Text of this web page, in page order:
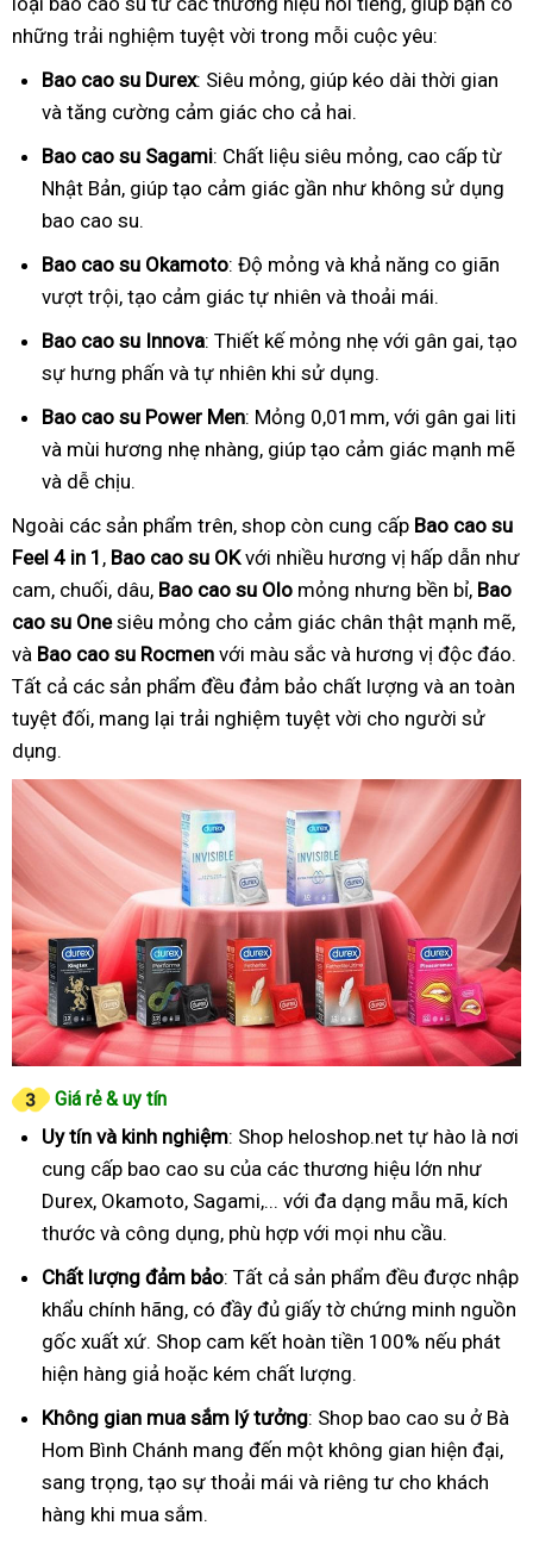
những trải nghiệm tuyệt vời trong mỗi cuộc yêu:
Bao cao su Durex: Siêu mỏng, giúp kéo dài thời gian
và tăng cường cảm giác cho cả hai.
Bao cao su Sagami: Chất liệu siêu mỏng, cao cấp từ
Nhật Bản, giúp tạo cảm giác gần như không sử dụng
bao cao su.
Bao cao su Okamoto: Độ mỏng và khả năng co giãn
vượt trội, tạo cảm giác tự nhiên và thoải mái.
Bao cao su Innova: Thiết kế mỏng nhẹ với gân gai, tạo
sự hưng phấn và tự nhiên khi sử dụng.
Bao cao su Power Men: Mỏng 0,01mm, với gân gai liti
và mùi hương nhẹ nhàng, giúp tạo cảm giác mạnh mẽ
và dễ chịu.
Ngoài các sản phẩm trên, shop còn cung cấp Bao cao su
Feel 4 in 1 , Bao cao su OKvới nhiều hương vị hấp dẫn như
cam, chuối, dâu, Bao cao su Olo mỏng nhưng bền bỉ, Bao
cao su Onesiêu mỏng cho cảm giác chân thật mạnh mẽ,
và Bao cao su Rocmen với màu sắc và hương vị độc đáo.
Tất cả các sản phẩm đều đảm bảo chất lượng và an toàn
tuyệt đối, mang lại trải nghiệm tuyệt vời cho người sử
dụng.
Giá rẻ & uy tín
Uy tín và kinh nghiệm: Shop heloshop.net tự hào là nơi
cung cấp bao cao su của các thương hiệu lớn như
Durex, Okamoto, Sagami,... với đa dạng mẫu mã, kích
thước và công dụng, phù hợp với mọi nhu cầu.
Chất lượng đảm bảo: Tất cả sản phẩm đều được nhập
khẩu chính hãng, có đầy đủ giấy tờ chứng minh nguồn
gốc xuất xứ. Shop cam kết hoàn tiền 100% nếu phát
hiện hàng giả hoặc kém chất lượng.
Không gian mua sắm lý tưởng: Shop bao cao su ở Bà
Hom Bình Chánh mang đến một không gian hiện đại,
sang trọng, tạo sự thoải mái và riêng tư cho khách
hàng khi mua sắm.